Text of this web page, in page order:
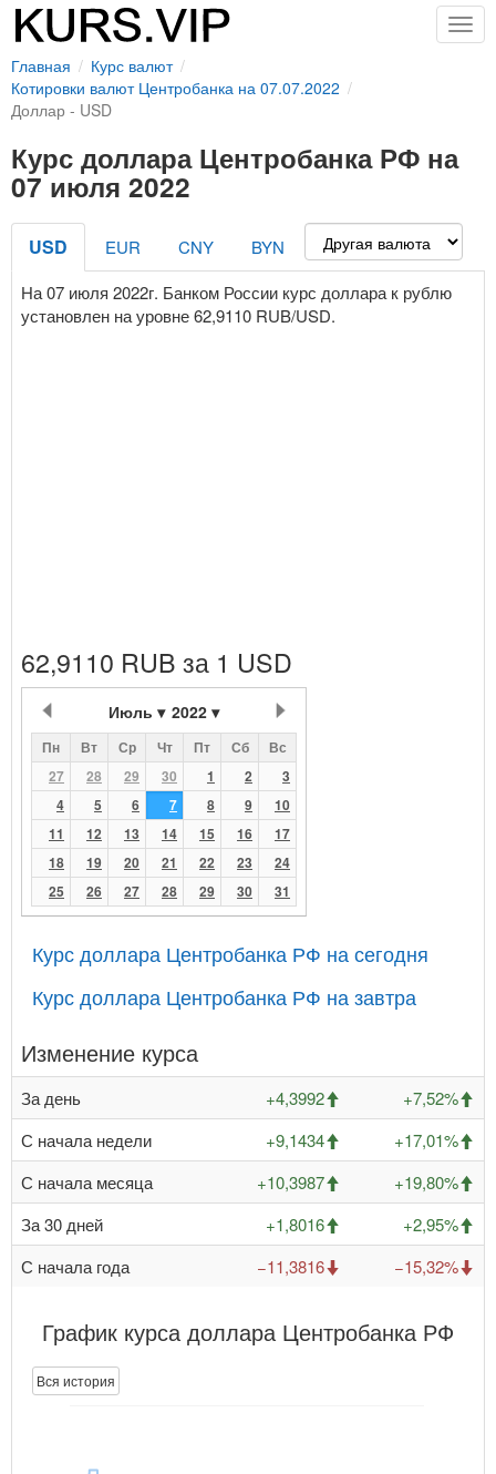
Главная
Курс валют
Котировки валют Центробанка на 07.07.2022
Доллар - USD
Курс доллара Центробанка РФ на
07 июля 2022
USD EUR CNY
BYN
На 07 июля 2022г. Банком России курс доллара к рублю
установлен на уровне 62,9110 RUB/USD.
62,9110 RUB за 1 USD
Июль 2022
Пн Вт Ср Чт Пт Сб
Вс
27
28 29 30 1 2
3
4
5 6 7 8 9
10
11
12 13 14 15 16
17
18
19 20 21 22 23
24
25
26 27 28 29 30 31
Курс доллара Центробанка РФ на сегодня
Курс доллара Центробанка РФ на завтра
Изменение курса
За день +4,3992
+7,52%
С начала недели
+9,1434
+17,01%
С начала месяца
+10,3987
+19,80%
За 30 дней
+1,8016
+2,95%
С начала года
−11,3816 −15,32%
График курса доллара Центробанка РФ
Вся история